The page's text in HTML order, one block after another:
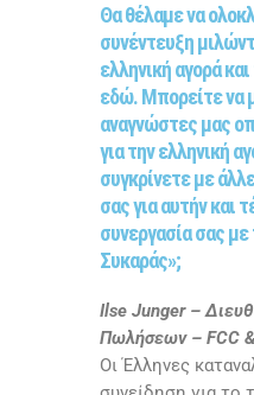
Θα θέλαμε να
συνέντευξη
ελληνική αγορά
εδώ. Μπορείτε να
αναγνώστες μας
για την ελληνική
συγκρίνετε με
σας για αυτήν και
συνεργασία σας με
Συκαράς»;
Ilse Junger–
Πωλήσεων – FCC &
Οι Έλληνες